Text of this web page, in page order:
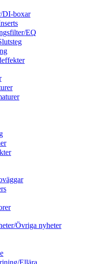
boxar
EQ
Övriga nyheter